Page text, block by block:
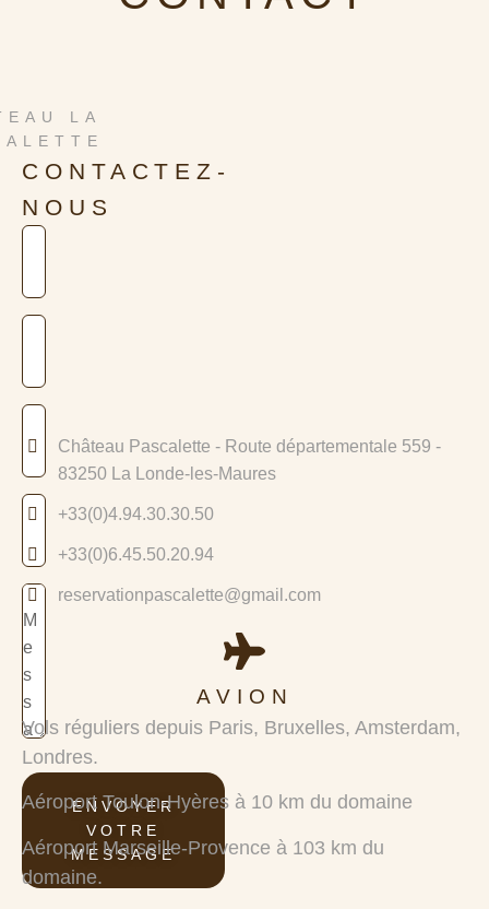
LA
CONTACTEZ-
NOUS
ENVOYER
VOTRE
MESSAGE
Château Pascalette - Route départementale 559 -
83250 La Londe-les-Maures
+33(0)4.94.30.30.50
+33(0)6.45.50.20.94
reservationpascalette@gmail.com
AVION
Vols réguliers depuis Paris, Bruxelles, Amsterdam,
Londres.
Aéroport Toulon-Hyères à 10 km du domaine
Aéroport Marseille-Provence à 103 km du
domaine.